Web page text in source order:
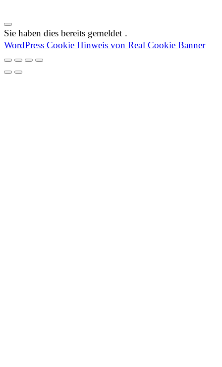
Sie haben dies bereits gemeldet .
WordPress Cookie Hinweis von Real Cookie Banner